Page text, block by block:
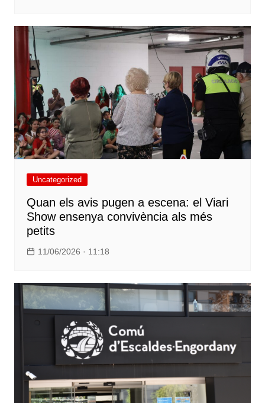
Uncategorized
Quan els avis pugen a escena: el Viari
Show ensenya convivència als més
petits
11/06/2026 · 11:18